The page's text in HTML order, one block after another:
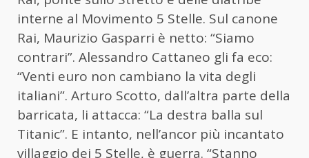
interne al Movimento 5 Stelle. Sul canone
Rai, Maurizio Gasparri è netto: “Siamo
contrari”. Alessandro Cattaneo gli fa eco:
“Venti euro non cambiano la vita degli
italiani”. Arturo Scotto, dall’altra parte della
barricata, li attacca: “La destra balla sul
Titanic”. E intanto, nell’ancor più incantato
villaggio dei 5 Stelle, è guerra. “Stanno